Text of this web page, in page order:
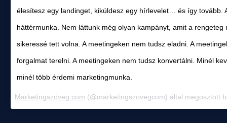
élesítesz egy landinget, kiküldesz egy hírlevelet… és így tovább.
háttérmunka. Nem láttunk még olyan kampányt, amit a rengeteg
sikeressé tett volna. A meetingeken nem tudsz eladni. A
forgalmat terelni. A meetingeken nem tudsz konvertálni. Minél
minél több érdemi marketingmunka.
Marketingszöveg.com (@marketingszovegcom) által megosztott